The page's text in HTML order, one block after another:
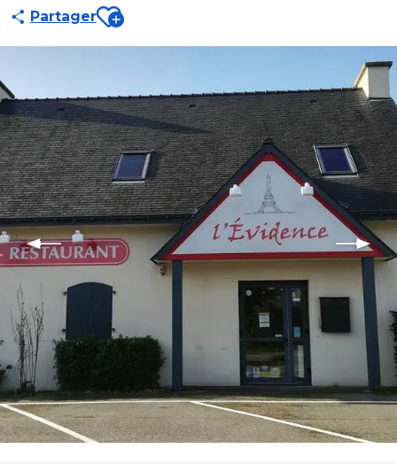
PartagerAjouter aux favoris